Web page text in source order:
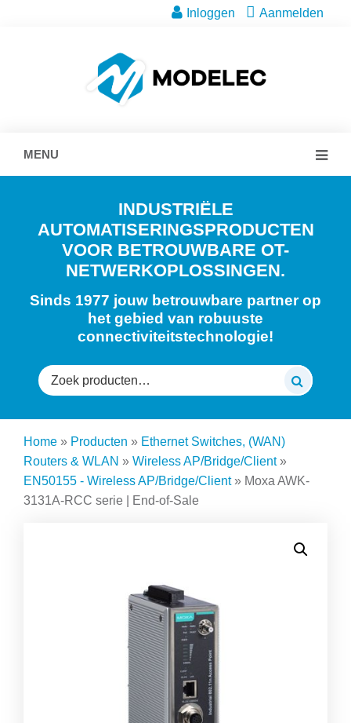
Inloggen Aanmelden
MENU
INDUSTRIËLE
AUTOMATISERINGSPRODUCTEN
VOOR BETROUWBARE OT-
NETWERKOPLOSSINGEN.
Sinds 1977 jouw betrouwbare partner op
het gebied van robuuste
connectiviteitstechnologie!
Zoeken
naar:
Home » Producten » Ethernet Switches, (WAN)
Routers & WLAN » Wireless AP/Bridge/Client»
EN50155 - Wireless AP/Bridge/Client» Moxa AWK-
3131A-RCC serie | End-of-Sale